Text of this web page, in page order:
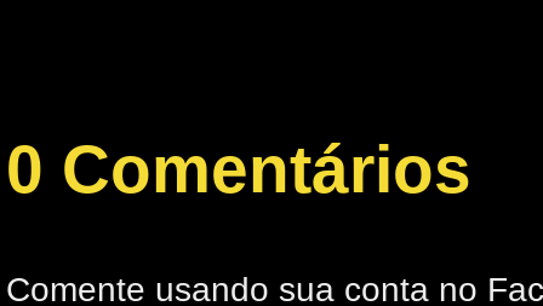
0 Comentários
Comente usando sua conta no